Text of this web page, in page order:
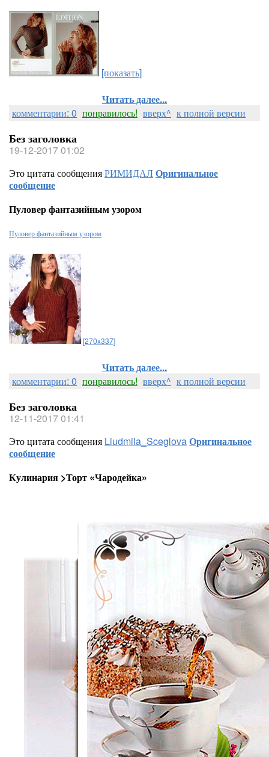
[показать]
Читать далее...
комментарии: 0 понравилось! вверх^ к полной версии
Без заголовка
19-12-2017 01:02
Это цитата сообщенияРИМИДАЛОригинальное
сообщение
Пуловер фантазийным узором
Пуловер фантазийным узором
[270x337]
Читать далее...
комментарии: 0 понравилось! вверх^ к полной версии
Без заголовка
12-11-2017 01:41
Это цитата сообщения Liudmila_SceglovaОригинальное
сообщение
Кулинария >Торт «Чародейка»